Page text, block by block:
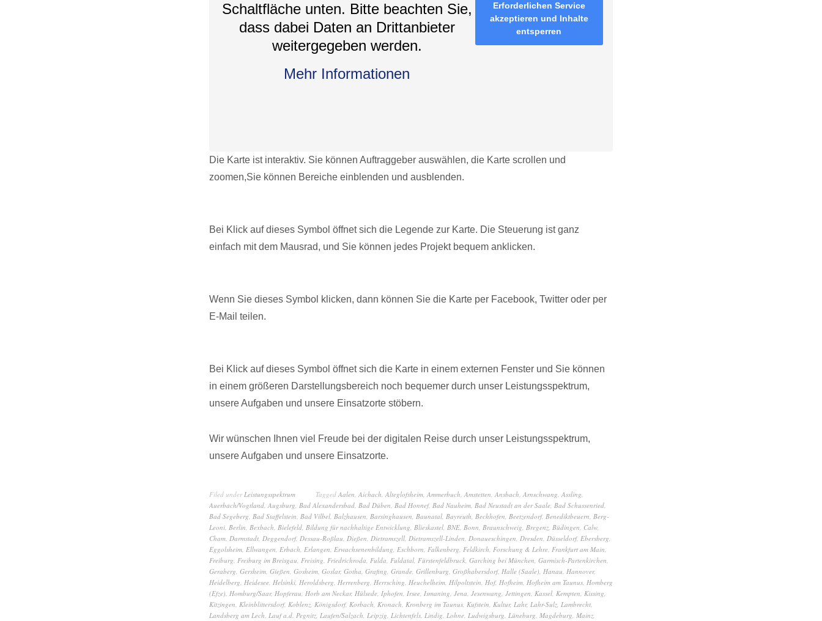
Schaltfläche unten. Bitte beachten Sie,
dass dabei Daten an Drittanbieter
weitergegeben werden.
Mehr Informationen
Erforderlichen Service
akzeptieren und Inhalte
entsperren
Die Karte ist interaktiv. Sie können Auftraggeber auswählen, die Karte scrollen und
zoomen,Sie können Bereiche einblenden und ausblenden.
Bei Klick auf dieses Symbol öffnet sich die Legende zur Karte. Die Steuerung ist ganz
einfach mit dem Mausrad, und Sie können jedes Projekt bequem anklicken.
Wenn Sie dieses Symbol klicken, dann können Sie die Karte per Facebook, Twitter oder per
E-Mail teilen.
Bei Klick auf dieses Symbol öffnet sich die Karte in einem externen Fenster und Sie können
in einem größeren Darstellungsbereich noch bequemer durch unser Leistungsspektrum,
unsere Aufgaben und unsere Einsatzorte stöbern.
Wir wünschen Ihnen viel Freude bei der digitalen Reise durch unser Leistungsspektrum,
unsere Aufgaben und unsere Einsatzorte.
Filed underLeistungsspektrum Tagged Aalen, Aichach, Alteglofsheim, Ammerbuch, Amstetten, Ansbach, Arnschwang, Assling,
Auerbach/Vogtland, Augsburg, Bad Alexandersbad, Bad Düben, Bad Honnef, Bad Nauheim, Bad Neustadt an der Saale, Bad Schussenried,
Bad Segeberg, Bad Staffelstein, Bad Vilbel, Balzhausen, Barsinghausen, Baunatal, Bayreuth, Bechhofen, Beetzendorf, Benediktbeuern, Berg-
Leoni, Berlin, Bexbach, Bielefeld, Bildung für nachhaltige Entwicklung, Blieskastel, BNE, Bonn, Braunschweig, Bregenz, Büdingen, Calw,
Cham, Darmstadt, Deggendorf, Dessau-Roßlau, Dießen, Dietramszell, Dietramszell-Linden, Donaueschingen, Dresden, Düsseldorf, Ebersberg,
Eggolsheim, Ellwangen, Erbach, Erlangen, Erwachsenenbildung, Eschborn, Falkenberg, Feldkirch, Forschung & Lehre, Frankfurt am Main,
Freiburg, Freiburg im Breisgau, Freising, Friedrichroda, Fulda, Fuldatal, Fürstenfeldbruck, Garching bei München, Garmisch-Partenkirchen,
Geraberg, Gersheim, Gießen, Gosheim, Goslar, Gotha, Grafing, Grande, Grillenburg, Großhabersdorf, Halle (Saale), Hanau, Hannover,
Heidelberg, Heidesee, Helsinki, Heroldsberg, Herrenberg, Herrsching, Heuchelheim, Hilpoltstein, Hof, Hofheim, Hofheim am Taunus, Homberg
(Efze), Homburg/Saar, Hopferau, Horb am Neckar, Hülsede, Iphofen, Irsee, Ismaning, Jena, Jesenwang, Jettingen, Kassel, Kempten, Kissing,
Kitzingen, Kleinblittersdorf, Koblenz, Königsdorf, Korbach, Kronach, Kronberg im Taunus, Kufstein, Kultur, Lahr, Lahr-Sulz, Lambrecht,
Landsberg am Lech, Lauf a.d. Pegnitz, Laufen/Salzach, Leipzig, Lichtenfels, Lindig, Lohne, Ludwigsburg, Lüneburg, Magdeburg, Mainz,